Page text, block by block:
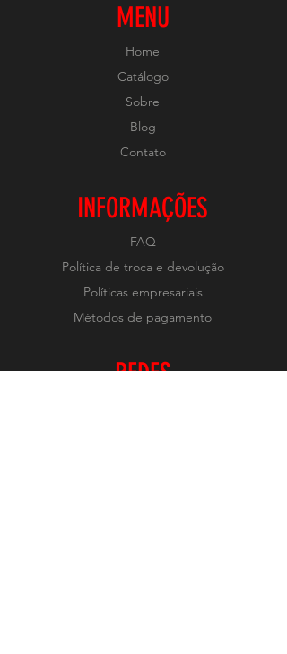
MENU
Home
Catálogo
Sobre
Blog
Contato
INFORMAÇÕES
FAQ
Política de troca e devolução
Políticas empresariais
Métodos de pagamento
REDES